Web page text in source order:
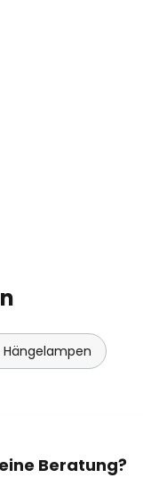
ist. So kann
Beratung?